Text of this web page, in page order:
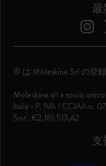
最
© は Moleskine Srl の登
Moleskine srl a socio
Italia - P. IVA / CCIAA n.
Soc. €2.181.513,42